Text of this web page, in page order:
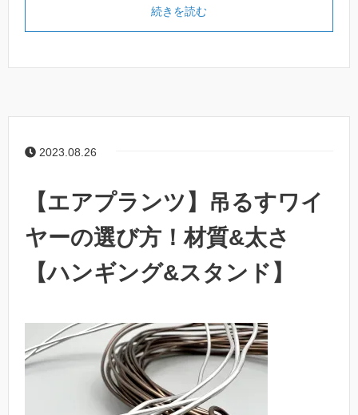
続きを読む
2023.08.26
【エアプランツ】吊るすワイ
ヤーの選び方！材質&太さ
【ハンギング&スタンド】